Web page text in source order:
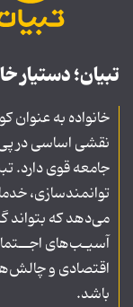
تبیان؛ دستیار
خانواده به
نقشی اساسی در
جامعه قوی دارد.
توانمندسازی،
می‌دهد که
آسیـب‌های
اقتصادی و
باشد.